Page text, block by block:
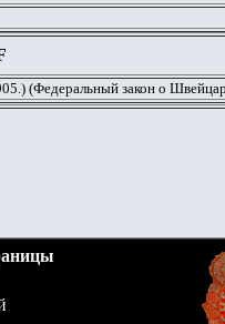
(Федеральный закон о